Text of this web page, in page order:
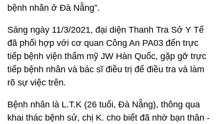
bệnh nhân ở Đà Nẵng”.
Sáng ngày 11/3/2021, đại diện Thanh Tra Sở Y Tế
đã phối hợp với cơ quan Công An PA03 đến trực
tiếp bệnh viện thẩm mỹ JW Hàn Quốc, gặp gỡ trực
tiếp bệnh nhân và bác sĩ điều trị để điều tra và làm
rõ sự việc trên.
Bệnh nhân là L.T.K (26 tuổi, Đà Nẵng), thông qua
khai thác bệnh sử, chị K. cho biết đã nhờ bạn thân -